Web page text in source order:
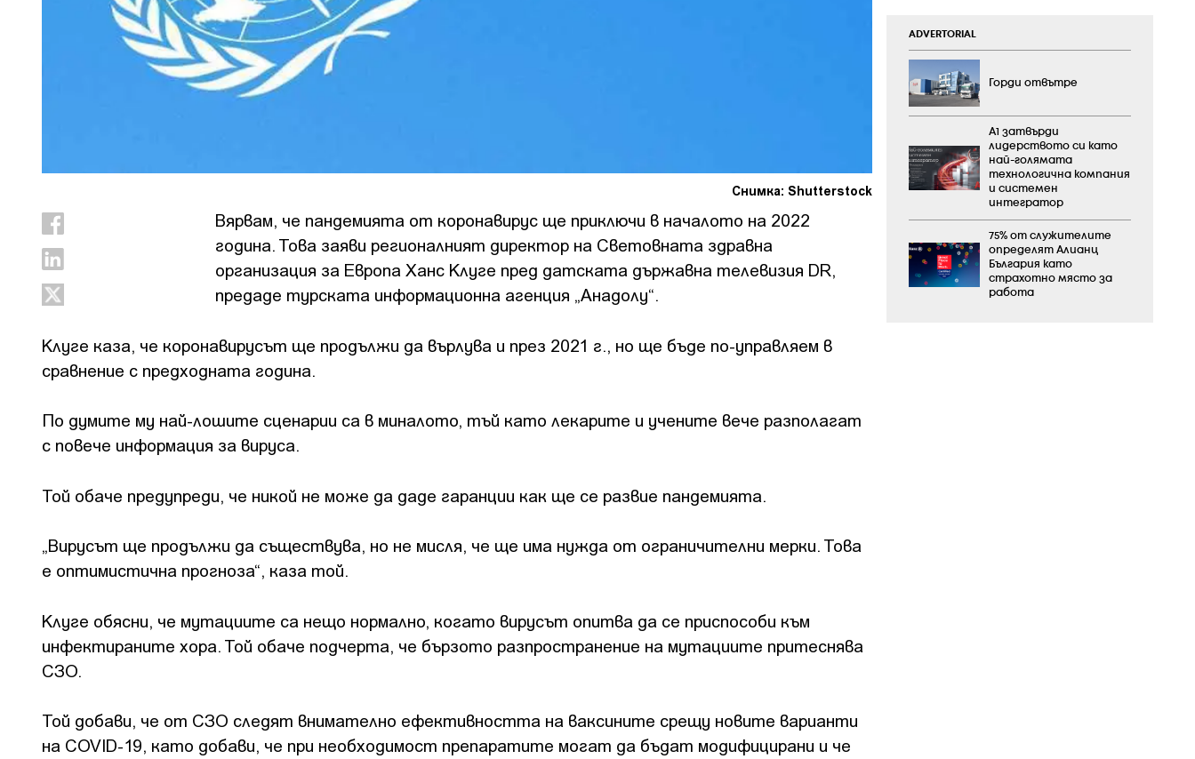
Снимка: Shutterstock
Вярвам, че пандемията от коронавирус ще приключи в началото на 2022
година. Това заяви регионалният директор на Световната здравна
организация за Европа Ханс Клуге пред датската държавна телевизия DR,
предаде турската информационна агенция „Анадолу“.
Клуге каза, че коронавирусът ще продължи да върлува и през 2021 г., но ще бъде по-управляем в
сравнение с предходната година.
По думите му най-лошите сценарии са в миналото, тъй като лекарите и учените вече разполагат
с повече информация за вируса.
Той обаче предупреди, че никой не може да даде гаранции как ще се развие пандемията.
„Вирусът ще продължи да съществува, но не мисля, че ще има нужда от ограничителни мерки. Това
е оптимистична прогноза“, каза той.
Клуге обясни, че мутациите са нещо нормално, когато вирусът опитва да се приспособи към
инфектираните хора. Той обаче подчерта, че бързото разпространение на мутациите притеснява
СЗО.
Той добави, че от СЗО следят внимателно ефективността на ваксините срещу новите варианти
на COVID-19, като добави, че при необходимост препаратите могат да бъдат модифицирани и че
ADVERTORIAL
Горди отвътре
А1 затвърди
лидерството си като
най-голямата
технологична компания
и системен
интегратор
75% от служителите
определят Алианц
България като
страхотно място за
работа